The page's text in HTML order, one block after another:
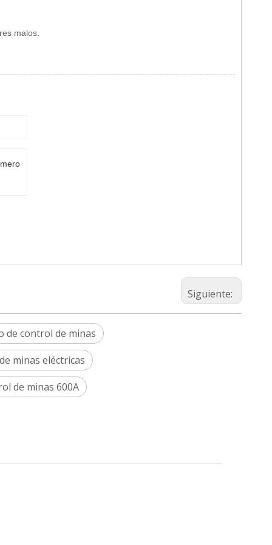
malos.
Siguiente:
de control de minas
minas eléctricas
de minas 600A